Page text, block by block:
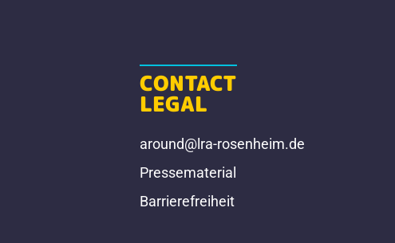
CONTACT
LEGAL
around@lra-rosenheim.de
Pressematerial
Barrierefreiheit